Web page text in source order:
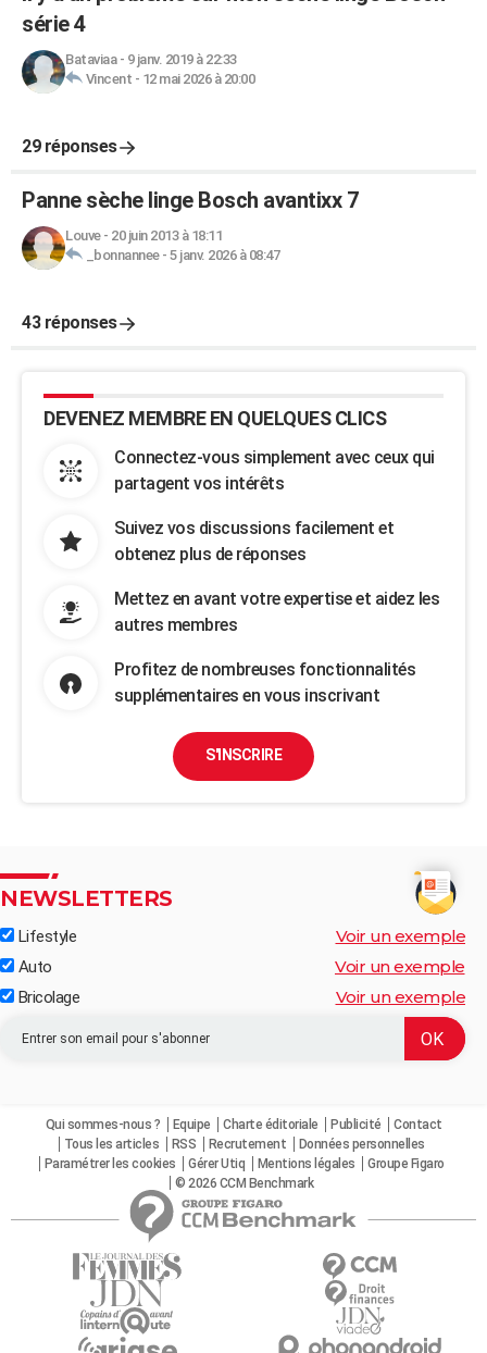
série 4
Bataviaa- 9 janv. 2019 à 22:33
Vincent - 12 mai 2026 à 20:00
29 réponses
Panne sèche linge Bosch avantixx 7
Louve- 20 juin 2013 à 18:11
_bonnannee- 5 janv. 2026 à 08:47
43 réponses
DEVENEZ MEMBRE EN QUELQUES CLICS
Connectez-vous simplement avec ceux qui
partagent vos intérêts
Suivez vos discussions facilement et
obtenez plus de réponses
Mettez en avant votre expertise et aidez les
autres membres
Profitez de nombreuses fonctionnalités
supplémentaires en vous inscrivant
S'INSCRIRE
NEWSLETTERS
Lifestyle Voir un exemple
Auto Voir un exemple
Bricolage Voir un exemple
Qui sommes-nous ? Equipe Charte éditoriale Publicité
Contact
Tous les articles
RSS Recrutement
Données personnelles
Paramétrer les cookies
Gérer Utiq Mentions légales
Groupe Figaro
© 2026 CCM Benchmark